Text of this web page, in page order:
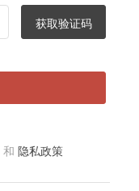
获取验证码
和 隐私政策